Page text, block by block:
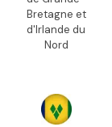
Bretagne et
d'Irlande du
Nord